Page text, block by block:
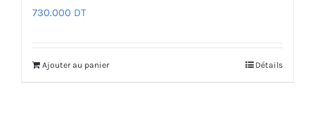
730.000 DT
Ajouter au panier Détails